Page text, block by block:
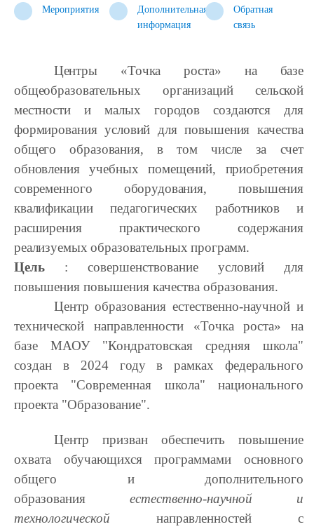
Мероприятия
Дополнительная
информация
Обратная
связь
Центры «Точка роста» на базе
общеобразовательных организаций сельской
местности и малых городов создаются для
формирования условий для повышения качества
общего образования, в том числе за счет
обновления учебных помещений, приобретения
современного оборудования, повышения
квалификации педагогических работников и
расширения практического содержания
реализуемых образовательных программ.
Цель : совершенствование условий для
повышения повышения качества образования.
Центр образования естественно-научной и
технической направленности «Точка роста» на
базе МАОУ "Кондратовская средняя школа"
создан в 2024 году в рамках федерального
проекта "Современная школа" национального
проекта "Образование".
Центр призван обеспечить повышение
охвата обучающихся программами основного
общего и дополнительного
образования естественно-научной и
технологической направленностей с